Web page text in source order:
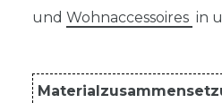
und Wohnaccessoires in